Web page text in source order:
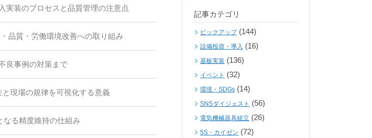
実装のプロセスと品質管理の注意点
品質・労働環境改善への取り組み
良事例の対策まで
現場の規律を可視化する意義
なる精度維持の仕組み
記事カテゴリ
ピックアップ(144)
設備投資・導入 (16)
基板実装 (136)
イベント (32)
環境・SDGs (14)
SNSダイジェスト (56)
電気機械器具組立 (26)
5S・カイゼン (72)